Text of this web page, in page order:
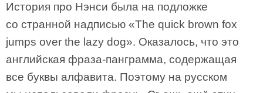
История про Нэнси была на подложке
со странной надписью «The quick brown fox
jumps over the lazy dog». Оказалось, что это
английская фраза-панграмма, содержащая
все буквы алфавита. Поэтому на русском